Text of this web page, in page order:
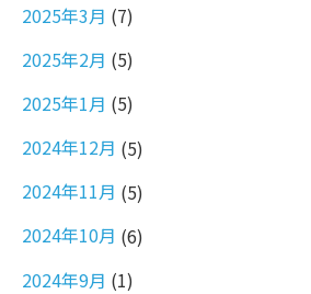
2025年3月 (7)
2025年2月 (5)
2025年1月 (5)
2024年12月 (5)
2024年11月 (5)
2024年10月 (6)
2024年9月 (1)